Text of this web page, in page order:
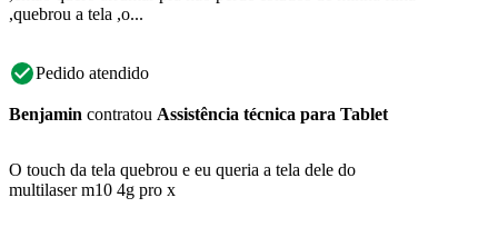
,quebrou a tela ,o...
Pedido atendido
Benjamin contratou Assistência técnica para Tablet
O touch da tela quebrou e eu queria a tela dele do
multilaser m10 4g pro x